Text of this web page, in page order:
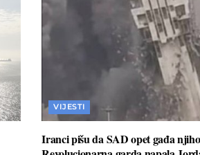
VIJESTI
Iranci pišu da SAD opet gađa